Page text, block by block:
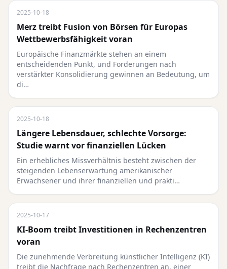
2025-10-18
Merz treibt Fusion von Börsen für Europas
Wettbewerbsfähigkeit voran
Europäische Finanzmärkte stehen an einem
entscheidenden Punkt, und Forderungen nach
verstärkter Konsolidierung gewinnen an Bedeutung, um
di…
2025-10-18
Längere Lebensdauer, schlechte Vorsorge:
Studie warnt vor finanziellen Lücken
Ein erhebliches Missverhältnis besteht zwischen der
steigenden Lebenserwartung amerikanischer
Erwachsener und ihrer finanziellen und prakti…
2025-10-17
KI-Boom treibt Investitionen in Rechenzentren
voran
Die zunehmende Verbreitung künstlicher Intelligenz (KI)
treibt die Nachfrage nach Rechenzentren an, einer